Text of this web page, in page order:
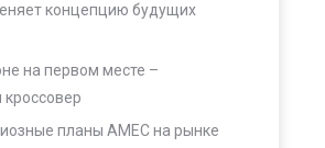
концепцию будущих
на первом месте –
планы AMEC на рынке